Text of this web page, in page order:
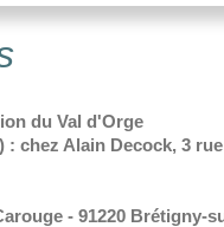
du Val d'Orge
chez Alain Decock, 3
- 91220 Brétigny-